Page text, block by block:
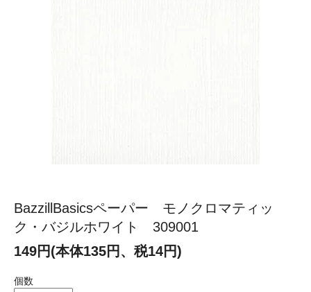
BazzillBasicsペーパー モノクロマティッ
ク・バジルホワイト 309001
149円(本体135円、税14円)
個数